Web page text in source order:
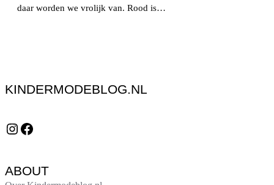
daar worden we vrolijk van. Rood is…
KINDERMODEBLOG.NL
Instagram Facebook
ABOUT